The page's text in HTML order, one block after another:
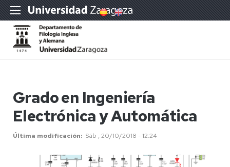
Grado en Ingeniería
Electrónica y Automática
Última modificación Sáb , 20/10/2018 - 12:24